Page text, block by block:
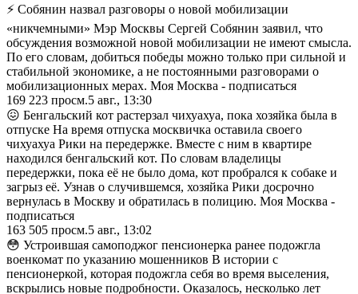
⚡ Собянин назвал разговоры о новой мобилизации
«никчемными» Мэр Москвы Сергей Собянин заявил, что
обсуждения возможной новой мобилизации не имеют смысла.
По его словам, добиться победы можно только при сильной и
стабильной экономике, а не постоянными разговорами о
мобилизационных мерах. Моя Москва - подписаться
169 223 просм.5 авг., 13:30
😖 Бенгальский кот растерзал чихуахуа, пока хозяйка была в
отпуске На время отпуска москвичка оставила своего
чихуахуа Рики на передержке. Вместе с ним в квартире
находился бенгальский кот. По словам владелицы
передержки, пока её не было дома, кот пробрался к собаке и
загрыз её. Узнав о случившемся, хозяйка Рики досрочно
вернулась в Москву и обратилась в полицию. Моя Москва -
подписаться
163 505 просм.5 авг., 13:02
😳 Устроившая самоподжог пенсионерка ранее подожгла
военкомат по указанию мошенников В истории с
пенсионеркой, которая подожгла себя во время выселения,
вскрылись новые подробности. Оказалось, несколько лет